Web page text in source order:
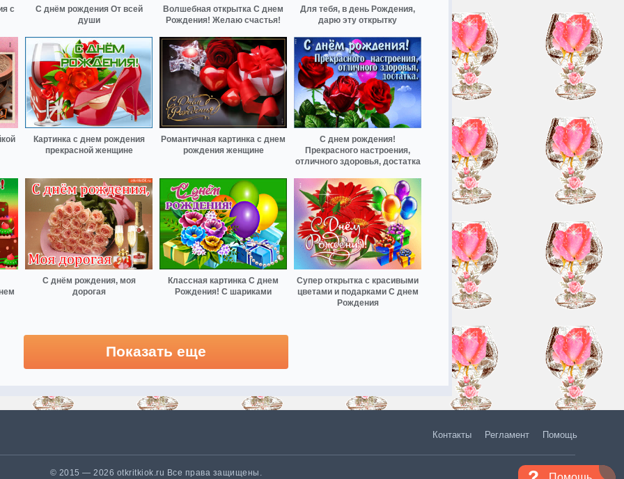
с
С днём рождения От всей
души
Волшебная открытка С днем
Рождения! Желаю счастья!
Для тебя, в день Рождения,
дарю эту открытку
Картинка с днем рождения
прекрасной женщине
Романтичная картинка с днем
рождения женщине
С днем рождения!
Прекрасного настроения,
отличного здоровья, достатка
С днём рождения, моя
дорогая
Классная картинка С днем
Рождения! С шариками
Супер открытка с красивыми
цветами и подарками С днем
Рождения
Показать еще
Контакты Регламент Помощь
© 2015 — 2026 otkritkiok.ru Все права защищены.